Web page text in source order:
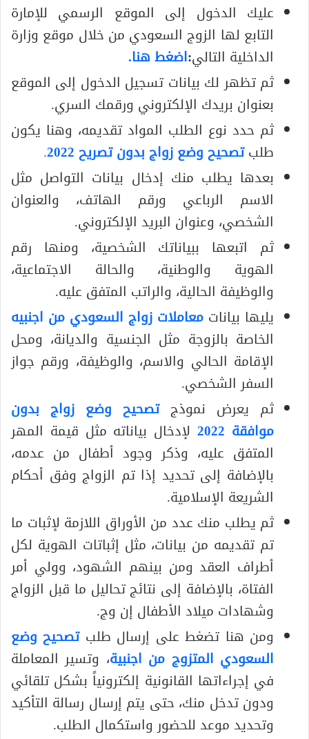
عليك الدخول إلى الموقع الرسمي للإمارة
التابع لها الزوج السعودي من خلال موقع وزارة
الداخلية التالي:اضغط هنا.
ثم تظهر لك بيانات تسجيل الدخول إلى الموقع
بعنوان بريدك الإلكتروني ورقمك السري.
ثم حدد نوع الطلب المواد تقديمه، وهنا يكون
طلبتصحيح وضع زواج بدون تصريح 2022
.
بعدها يطلب منك إدخال بيانات التواصل مثل
الاسم الرباعي ورقم الهاتف، والعنوان
الشخصي، وعنوان البريد الإلكتروني.
ثم اتبعها ببياناتك الشخصية، ومنها رقم
الهوية والوطنية، والحالة الاجتماعية،
والوظيفة الحالية، والراتب المتفق عليه.
يليها بيانات معاملات زواج السعودي من اجنبيه
الخاصة بالزوجة مثل الجنسية والديانة، ومحل
الإقامة الحالي والاسم، والوظيفة، ورقم جواز
السفر الشخصي.
ثم يعرض نموذجتصحيح وضع زواج بدون
موافقة 2022
لإدخال بياناته مثل قيمة المهر
المتفق عليه، وذكر وجود أطفال من عدمه،
بالإضافة إلى تحديد إذا تم الزواج وفق أحكام
الشريعة الإسلامية.
ثم يطلب منك عدد من الأوراق اللازمة لإثبات ما
تم تقديمه من بيانات، مثل إثباتات الهوية لكل
أطراف العقد ومن بينهم الشهود، وولي أمر
الفتاة، بالإضافة إلى نتائج تحاليل ما قبل الزواج
وشهادات ميلاد الأطفال إن وج.
ومن هنا تضغط على إرسال طلب تصحيح وضع
السعودي المتزوج من اجنبية، وتسير المعاملة
في إجراءاتها القانونية إلكترونياً بشكل تلقائي
ودون تدخل منك، حتى يتم إرسال رسالة التأكيد
وتحديد موعد للحضور واستكمال الطلب.